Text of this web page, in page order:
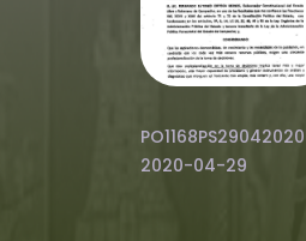
PO1168PS29042020
2020-04-29